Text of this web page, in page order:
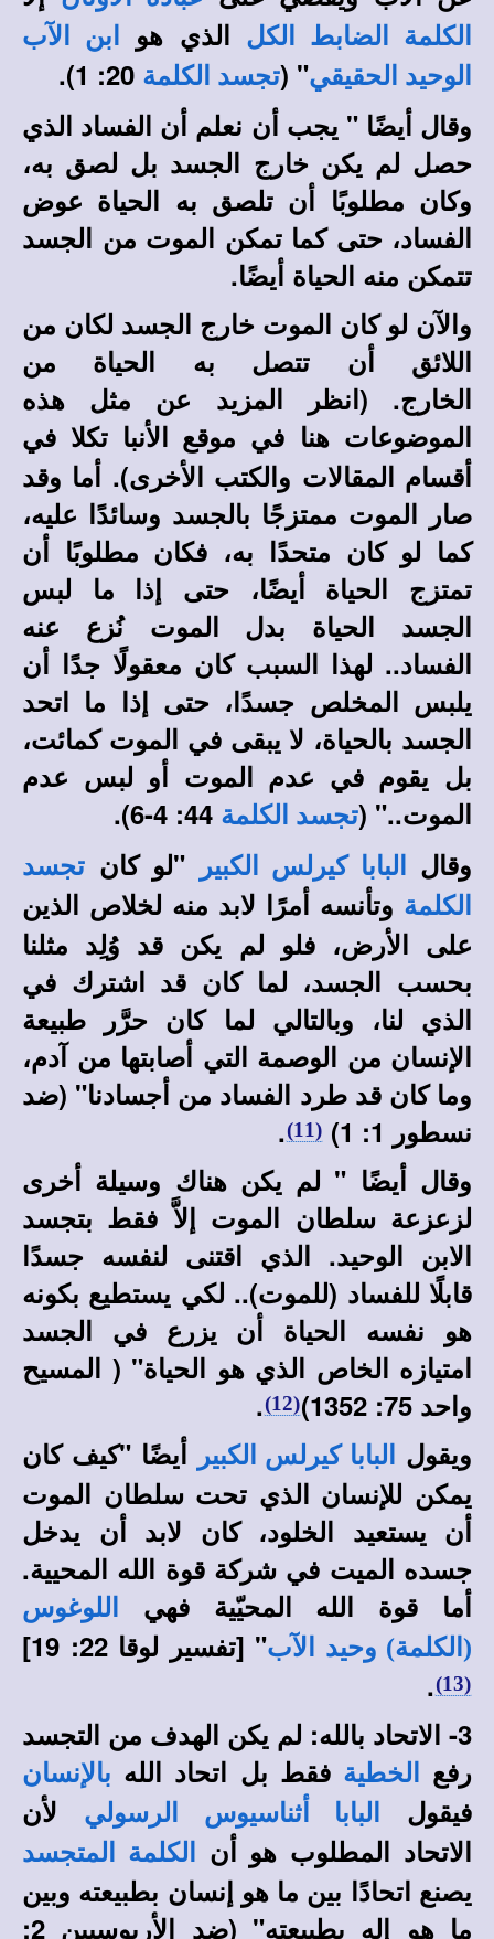
الكلمة الضابط الكل الذي هو
ابن الآب
الوحيد الحقيقي" (تجسد الكلمة
وقال أيضًا " يجب أن نعلم أن الفساد الذي
حصل لم يكن خارج الجسد بل لصق به،
وكان مطلوبًا أن تلصق به الحياة عوض
الفساد، حتى كما تمكن الموت من الجسد
تتمكن منه الحياة أيضًا.
والآن لو كان الموت خارج الجسد لكان من
اللائق أن تتصل به الحياة من
الخارج. (انظر المزيد عن مثل هذه
الموضوعات هنا في موقع الأنبا تكلا في
أقسام المقالات والكتب الأخرى). أما وقد
صار الموت ممتزجًا بالجسد وسائدًا عليه،
كما لو كان متحدًا به، فكان مطلوبًا أن
تمتزج الحياة أيضًا، حتى إذا ما لبس
الجسد الحياة بدل الموت نُزع عنه
الفساد.. لهذا السبب كان معقولًا جدًا أن
يلبس المخلص جسدًا، حتى إذا ما اتحد
الجسد بالحياة، لا يبقى في الموت كمائت،
بل يقوم في عدم الموت أو لبس عدم
الموت.." (تجسد الكلمة
وقال
البابا كيرلس الكبير "لو كان تجسد
الكلمة وتأنسه أمرًا لابد منه لخلاص الذين
على الأرض، فلو لم يكن قد وُلِد مثلنا
بحسب الجسد، لما كان قد اشترك في
الذي لنا، وبالتالي لما كان حرَّر طبيعة
الإنسان من الوصمة التي أصابتها من آدم،
وما كان قد طرد الفساد من أجسادنا" (ضد
نسطور 1: 1)
(11)
.
وقال أيضًا " لم يكن هناك وسيلة أخرى
لزعزعة سلطان الموت إلاَّ فقط بتجسد
الابن الوحيد. الذي اقتنى لنفسه جسدًا
قابلًا للفساد (للموت).. لكي يستطيع بكونه
هو نفسه الحياة أن يزرع في الجسد
امتيازه الخاص الذي هو الحياة" ( المسيح
واحد 75: 1352)
(12)
.
ويقول
البابا كيرلس الكبير
أيضًا "كيف كان
يمكن للإنسان الذي تحت سلطان الموت
أن يستعيد الخلود، كان لابد أن يدخل
جسده الميت في شركة قوة الله المحيية.
أما قوة الله المحيّية فهي
اللوغوس
(الكلمة) وحيد الآب" [تفسير لوقا 22: 19]
(13)
.
3- الاتحاد بالله: لم يكن الهدف من التجسد
رفع
الخطية فقط بل اتحاد الله بالإنسان
فيقول البابا أثناسيوس الرسولي
لأن
الاتحاد المطلوب هو أن
الكلمة المتجسد
يصنع اتحادًا بين ما هو إنسان بطبيعته وبين
ما هو إله بطبيعته" (ضد الأريوسيين 2: